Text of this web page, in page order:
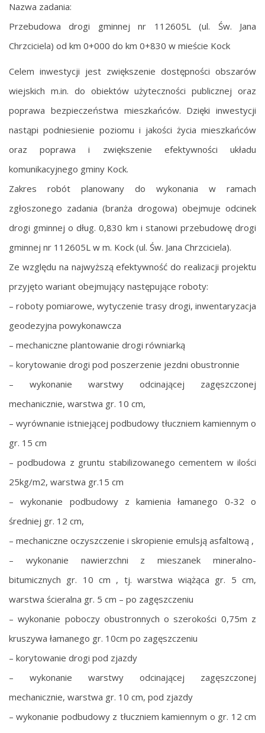
Nazwa zadania:
Przebudowa drogi gminnej nr 112605L (ul. Św. Jana
Chrzciciela) od km 0+000 do km 0+830 w mieście Kock
Celem inwestycji jest zwiększenie dostępności obszarów
wiejskich m.in. do obiektów użyteczności publicznej oraz
poprawa bezpieczeństwa mieszkańców. Dzięki inwestycji
nastąpi podniesienie poziomu i jakości życia mieszkańców
oraz poprawa i zwiększenie efektywności układu
komunikacyjnego gminy Kock.
Zakres robót planowany do wykonania w ramach
zgłoszonego zadania (branża drogowa) obejmuje odcinek
drogi gminnej o dług. 0,830 km i stanowi przebudowę drogi
gminnej nr 112605L w m. Kock (ul. Św. Jana Chrzciciela).
Ze względu na najwyższą efektywność do realizacji projektu
przyjęto wariant obejmujący następujące roboty:
– roboty pomiarowe, wytyczenie trasy drogi, inwentaryzacja
geodezyjna powykonawcza
– mechaniczne plantowanie drogi równiarką
– korytowanie drogi pod poszerzenie jezdni obustronnie
– wykonanie warstwy odcinającej zagęszczonej
mechanicznie, warstwa gr. 10 cm,
– wyrównanie istniejącej podbudowy tłuczniem kamiennym o
gr. 15 cm
– podbudowa z gruntu stabilizowanego cementem w ilości
25kg/m2, warstwa gr.15 cm
– wykonanie podbudowy z kamienia łamanego 0-32 o
średniej gr. 12 cm,
– mechaniczne oczyszczenie i skropienie emulsją asfaltową ,
– wykonanie nawierzchni z mieszanek mineralno-
bitumicznych gr. 10 cm , tj. warstwa wiążąca gr. 5 cm,
warstwa ścieralna gr. 5 cm – po zagęszczeniu
– wykonanie poboczy obustronnych o szerokości 0,75m z
kruszywa łamanego gr. 10cm po zagęszczeniu
– korytowanie drogi pod zjazdy
– wykonanie warstwy odcinającej zagęszczonej
mechanicznie, warstwa gr. 10 cm, pod zjazdy
– wykonanie podbudowy z tłuczniem kamiennym o gr. 12 cm